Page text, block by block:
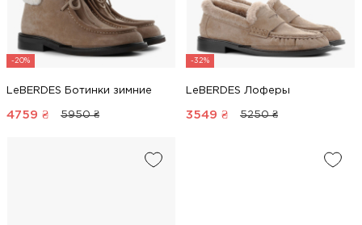
-20%
LeBERDES Ботинки зимние
4759 ₴ 5950 ₴
-32%
LeBERDES Лоферы
3549 ₴ 5250 ₴